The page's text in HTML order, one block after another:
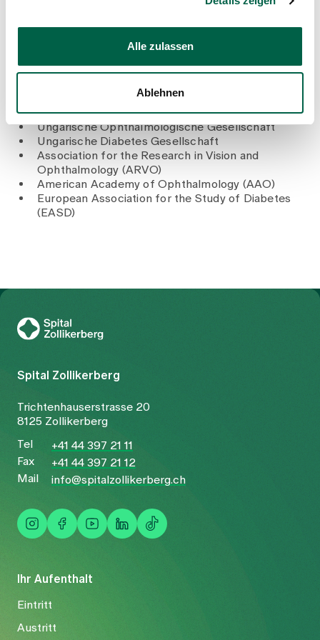
Alle zulassen
Ablehnen
Ungarische Ärztekammer
Ungarische Ophthalmologische Gesellschaft
Ungarische Diabetes Gesellschaft
Association for the Research in Vision and
Ophthalmology (ARVO)
American Academy of Ophthalmology (AAO)
European Association for the Study of Diabetes
(EASD)
Ihr Aufenthalt
Eintritt
Austritt
Spital Zollikerberg
Trichtenhauserstrasse 20
8125 Zollikerberg
Tel
+41 44 397 21 11
Fax
+41 44 397 21 12
Mail
info@spitalzollikerberg.ch